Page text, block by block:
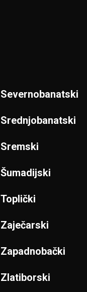
Severnobanatski
Srednjobanatski
Sremski
Šumadijski
Toplički
Zaječarski
Zapadnobački
Zlatiborski